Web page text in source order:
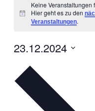
für
23.
Dezember
Hinweis
Keine Veranstaltungen
Hier geht es zu den
Veranstaltungen.
23.12.2024
wählen.